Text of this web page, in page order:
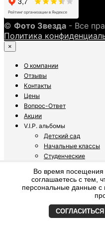
© Фото Звезда - Все
Политика
×
О компании
Отзывы
Контакты
Цены
Вопрос-Ответ
Акции
V.I.P. альбомы
Детский сад
Начальные классы
Студенческие
Видеосъёмка
Детский сад
4 класс
9-11 класс
Во время посещения
соглашаетесь с тем,
персональные данные с
СОГЛАСИТЬСЯ